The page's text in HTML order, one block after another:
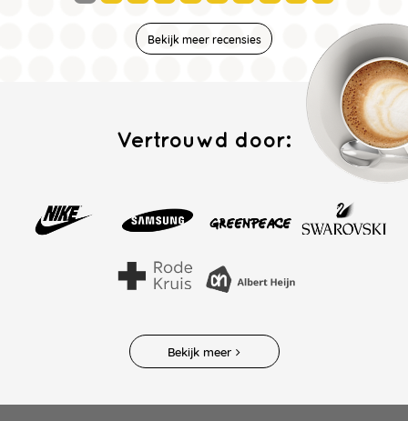
Bekijk meer recensies
Vertrouwd door:
Bekijk meer